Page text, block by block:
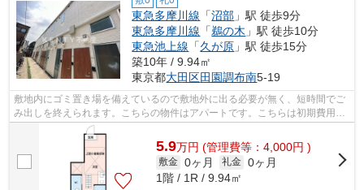
東急多摩川線 「沼部 」駅 徒歩9分
東急多摩川線 「鵜の木 」駅 徒歩10分
東急池上線 「久が原 」駅 徒歩15分
築10年 / 9.94㎡
東京都大田区田園調布南5-19
敷地内にゴミ置き場を備えているので敷地外に出る必要が無く、短時間でご
み出しを終えられます。こちらの物件はアパートです。こちらは初期費用を
カードでお支払いいただける物件です...
5.9万円 (管理費等：4,000円 )
敷金 0ヶ月 礼金 0ヶ月
1階 / 1R / 9.94㎡